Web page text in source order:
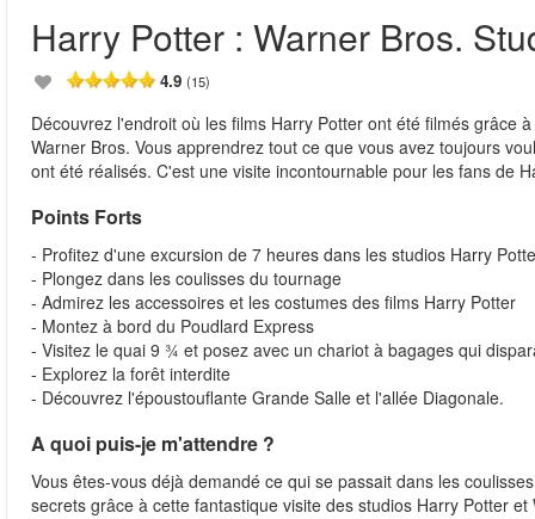
Harry Potter : Warner Bros.
4.9 (15)
Découvrez l'endroit où les films Harry Potter ont été filmés grâce
Warner Bros. Vous apprendrez tout ce que vous avez toujours
ont été réalisés. C'est une visite incontournable pour les fans de
Points Forts
- Profitez d'une excursion de 7 heures dans les studios Harry
- Plongez dans les coulisses du tournage
- Admirez les accessoires et les costumes des films Harry Potter
- Montez à bord du Poudlard Express
- Visitez le quai 9 ¾ et posez avec un chariot à bagages qui
- Explorez la forêt interdite
- Découvrez l'époustouflante Grande Salle et l'allée Diagonale.
A quoi puis-je m'attendre ?
Vous êtes-vous déjà demandé ce qui se passait dans les
secrets grâce à cette fantastique visite des studios Harry Potter